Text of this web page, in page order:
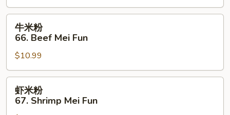
65.
Roast
Pork
Mei
Fun
66.
Beef
Mei
Fun
牛米粉
66. Beef Mei Fun
$10.99
虾米粉
67. Shrimp Mei Fun